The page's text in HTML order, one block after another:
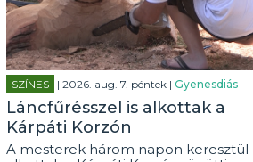
SZÍNES | 2026. aug. 7. péntek | Gyenesdiás
Láncfűrésszel is alkottak a
Kárpáti Korzón
A mesterek három napon keresztül